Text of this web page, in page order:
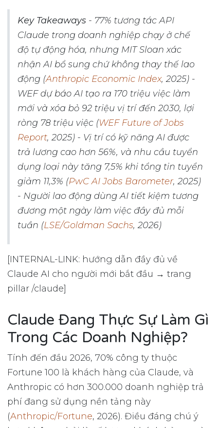
Key Takeaways - 77% tương tác API
Claude trong doanh nghiệp chạy ở chế
độ tự động hóa, nhưng MIT Sloan xác
nhận AI bổ sung chứ không thay thế lao
động (Anthropic Economic Index, 2025) -
WEF dự báo AI tạo ra 170 triệu việc làm
mới và xóa bỏ 92 triệu vị trí đến 2030, lợi
ròng 78 triệu việc (WEF Future of Jobs
Report, 2025) - Vị trí có kỹ năng AI được
trả lương cao hơn 56%, và nhu cầu tuyển
dụng loại này tăng 7,5% khi tổng tin tuyển
giảm 11,3% (PwC AI Jobs Barometer, 2025)
- Người lao động dùng AI tiết kiệm tương
đương một ngày làm việc đầy đủ mỗi
tuần (LSE/Goldman Sachs, 2026)
[INTERNAL-LINK: hướng dẫn đầy đủ về
Claude AI cho người mới bắt đầu → trang
pillar /claude]
Claude Đang Thực Sự Làm Gì
Trong Các Doanh Nghiệp?
Tính đến đầu 2026, 70% công ty thuộc
Fortune 100 là khách hàng của Claude, và
Anthropic có hơn 300.000 doanh nghiệp trả
phí đang sử dụng nền tảng này
(Anthropic/Fortune, 2026). Điều đáng chú ý